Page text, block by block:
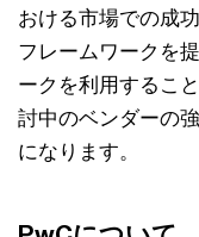
おける市場での成
フレームワークを
ークを利用するこ
討中のベンダーの
になります。